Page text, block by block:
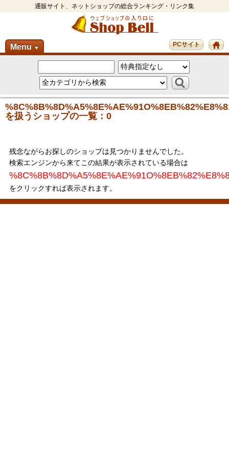
通販サイト、ネットショップの総合ランキング・リンク集
Menu ▼ PCサイト
を扱うショップの一覧：0
残念ながらお探しのショップは見つかりませんでした。
検索エンジンから来てこの結果が表示されている場合は
をクリックすれば表示されます。